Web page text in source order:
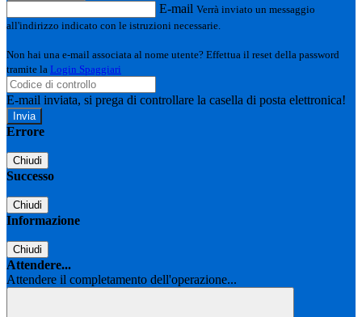
E-mail Verrà inviato un messaggio
all'indirizzo indicato con le istruzioni necessarie.
Non hai una e-mail associata al nome utente? Effettua il reset della password
tramite la Login Spaggiari
E-mail inviata, si prega di controllare la casella di posta elettronica!
Errore
Chiudi
Successo
Chiudi
Informazione
Chiudi
Attendere...
Attendere il completamento dell'operazione...